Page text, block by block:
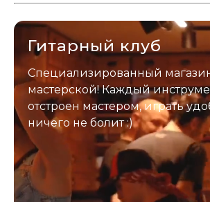
застрахован.
Гитарный клуб
Специализированный
мастерской! Каждый
отстроен мастером, играть
ничего не болит :)